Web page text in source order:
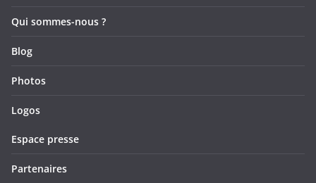
Qui sommes-nous ?
Blog
Photos
Logos
Espace presse
Partenaires